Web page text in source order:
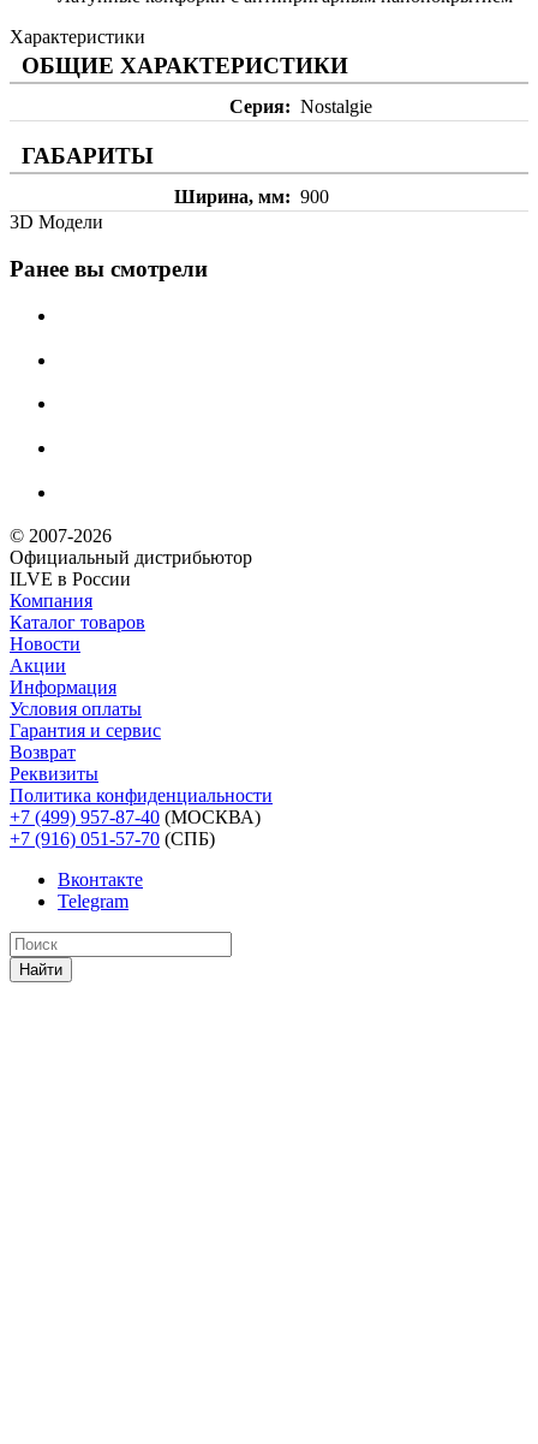
Характеристики
ОБЩИЕ ХАРАКТЕРИСТИКИ
Серия Nostalgie
ГАБАРИТЫ
Ширина, мм
900
3D Модели
Ранее вы смотрели
© 2007-2026
Официальный дистрибьютoр
ILVE в России
Компания
Каталог товаров
Новости
Акции
Информация
Условия оплаты
Гарантия и сервис
Возврат
Реквизиты
Политика конфиденциальности
+7 (499) 957-87-40 (МОСКВА)
+7 (916) 051-57-70 (СПБ)
Вконтакте
Telegram
Найти